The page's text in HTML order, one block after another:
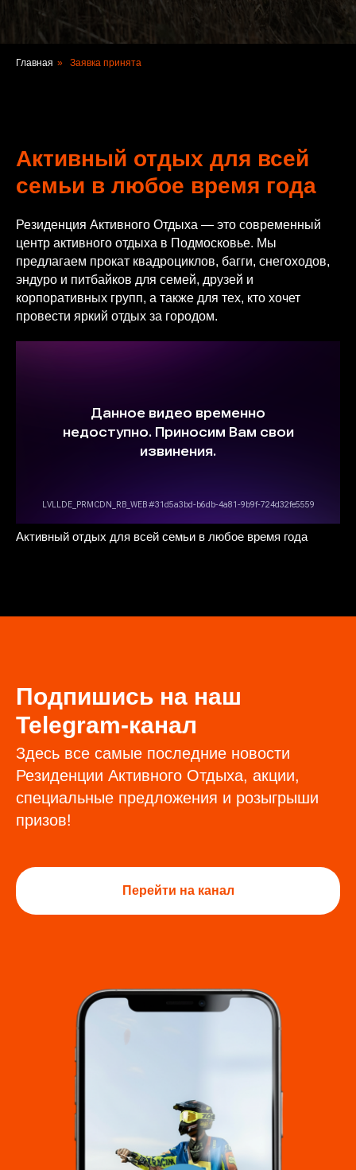
Главная » Заявка принята
Активный отдых для всей
семьи в любое время года
Резиденция Активного Отдыха — это современный
центр активного отдыха в Подмосковье. Мы
предлагаем прокат квадроциклов, багги, снегоходов,
эндуро и питбайков для семей, друзей и
корпоративных групп, а также для тех, кто хочет
провести яркий отдых за городом.
Активный отдых для всей семьи в любое время года
Подпишись на наш
Telegram-канал
Здесь все самые последние новости
Резиденции Активного Отдыха, акции,
специальные предложения и розыгрыши
призов!
Перейти на канал